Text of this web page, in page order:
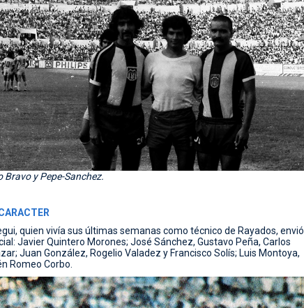
Bravo y Pepe-Sanchez.
quien vivía sus últimas semanas como técnico de Rayados, envió
Javier Quintero Morones; José Sánchez, Gustavo Peña, Carlos
Juan González, Rogelio Valadez y Francisco Solís; Luis Montoya,
Romeo Corbo.